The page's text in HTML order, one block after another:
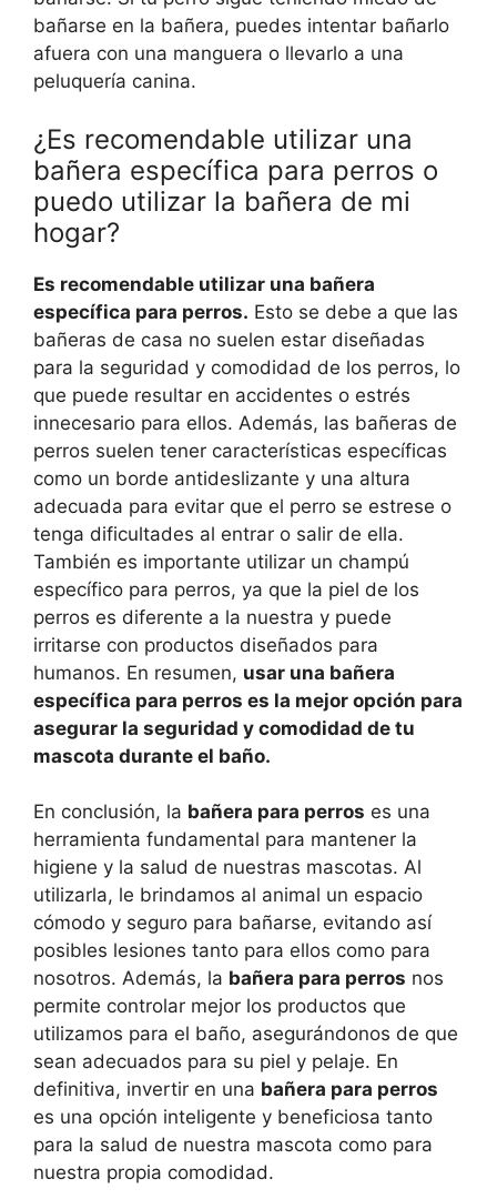
bañarse en la bañera, puedes intentar bañarlo
afuera con una manguera o llevarlo a una
peluquería canina.
¿Es recomendable utilizar una
bañera específica para perros o
puedo utilizar la bañera de mi
hogar?
Es recomendable utilizar una bañera
específica para perros. Esto se debe a que las
bañeras de casa no suelen estar diseñadas
para la seguridad y comodidad de los perros, lo
que puede resultar en accidentes o estrés
innecesario para ellos. Además, las bañeras de
perros suelen tener características específicas
como un borde antideslizante y una altura
adecuada para evitar que el perro se estrese o
tenga dificultades al entrar o salir de ella.
También es importante utilizar un champú
específico para perros, ya que la piel de los
perros es diferente a la nuestra y puede
irritarse con productos diseñados para
humanos. En resumen, usar una bañera
específica para perros es la mejor opción para
asegurar la seguridad y comodidad de tu
mascota durante el baño.
En conclusión, la bañera para perros es una
herramienta fundamental para mantener la
higiene y la salud de nuestras mascotas. Al
utilizarla, le brindamos al animal un espacio
cómodo y seguro para bañarse, evitando así
posibles lesiones tanto para ellos como para
nosotros. Además, la bañera para perros nos
permite controlar mejor los productos que
utilizamos para el baño, asegurándonos de que
sean adecuados para su piel y pelaje. En
definitiva, invertir en una bañera para perros
es una opción inteligente y beneficiosa tanto
para la salud de nuestra mascota como para
nuestra propia comodidad.